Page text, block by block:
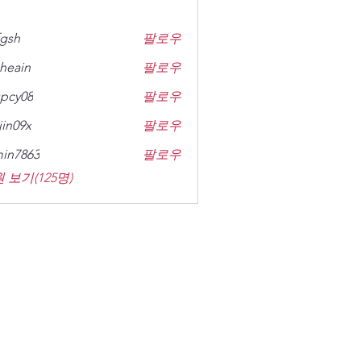
팔로우
팔로우
팔로우
팔로우
팔로우
보기(125명)